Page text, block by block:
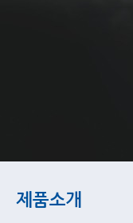
제품소개